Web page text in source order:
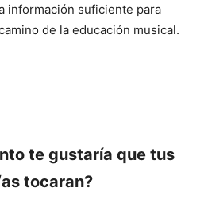
información suficiente para
de la educación musical.
te gustaría que tus
tocaran?